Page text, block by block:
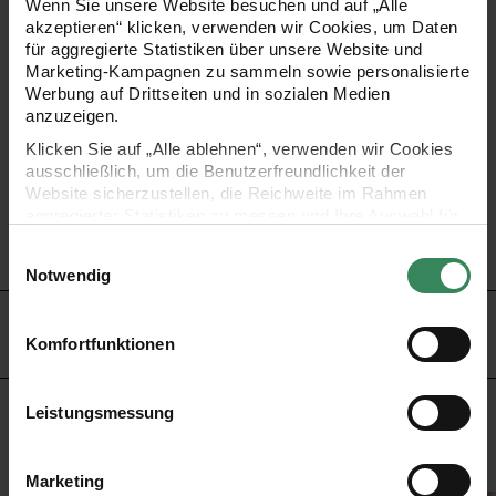
Wenn Sie unsere Website besuchen und auf „Alle
akzeptieren“ klicken, verwenden wir Cookies, um Daten
für aggregierte Statistiken über unsere Website und
Marketing-Kampagnen zu sammeln sowie personalisierte
Werbung auf Drittseiten und in sozialen Medien
anzuzeigen.
Klicken Sie auf „Alle ablehnen“, verwenden wir Cookies
ausschließlich, um die Benutzerfreundlichkeit der
Website sicherzustellen, die Reichweite im Rahmen
Ihre Einwilligung ist freiwillig und kann jederzeit über den
Link „Cookie-Einstellungen“ im Fußbereich der Seite
verwendeten Technologien und den Empfängern der
Daten finden Sie in unserer Datenschutzerklärung.
Notwendig
Komfortfunktionen
Leistungsmessung
Marketing
ideal als Geschenkpapier, zum Basteln oder für
Dekorationen
säurefrei
Stärke: 20g/m²
Format: 50 x 70 cm